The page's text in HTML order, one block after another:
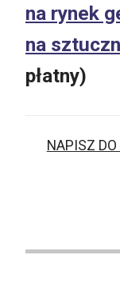
na rynek
na
płatny)
NAPISZ DO